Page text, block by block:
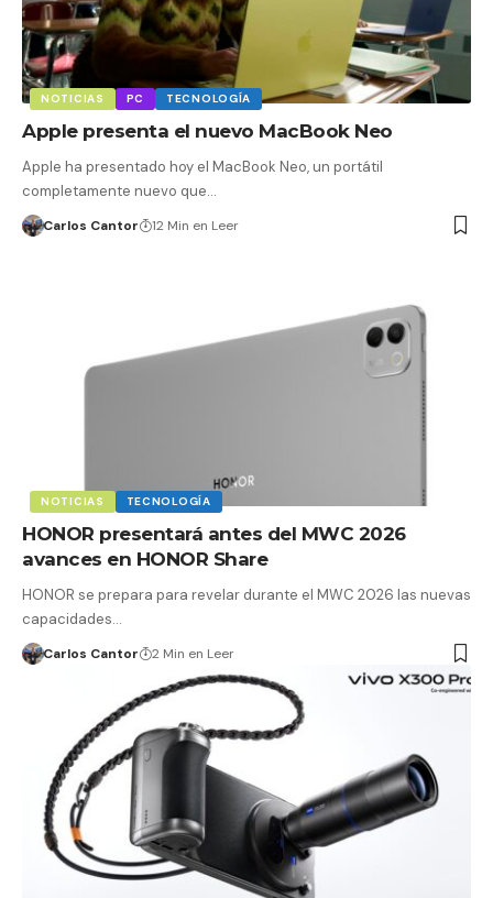
NOTICIAS PC TECNOLOGÍA
Apple presenta el nuevo MacBook Neo
Apple ha presentado hoy el MacBook Neo, un portátil
completamente nuevo que…
Carlos Cantor 12 Min en Leer
NOTICIAS TECNOLOGÍA
HONOR presentará antes del MWC 2026
avances en HONOR Share
HONOR se prepara para revelar durante el MWC 2026 las nuevas
capacidades…
Carlos Cantor 2 Min en Leer